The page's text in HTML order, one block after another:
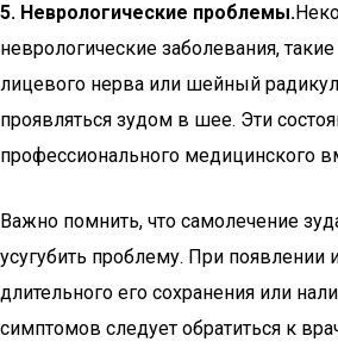
5. Неврологические проблемы.
неврологические заболевания,
лицевого нерва или шейный
проявляться зудом в шее. Эти
профессионального медицинского
Важно помнить, что самолечение
усугубить проблему. При появлении
длительного его сохранения или
симптомов следует обратиться к